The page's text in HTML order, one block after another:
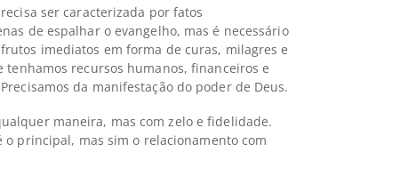
ser caracterizada por fatos
de espalhar o evangelho, mas é necessário
imediatos em forma de curas, milagres e
recursos humanos, financeiros e
da manifestação do poder de Deus.
maneira, mas com zelo e fidelidade.
o principal, mas sim o relacionamento com